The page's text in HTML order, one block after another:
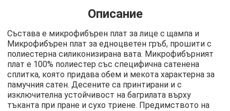
Описание
Състава е микрофибърен плат за лице с щампа и
Микрофибърен плат за едноцветен гръб, прошити с
полиестерна силиконизирана вата. Микрофибърният
плат е 100% полиестер със специфична сатенена
сплитка, която придава обем и мекота характерна за
памучния сатен. Десените са принтирани и с
изключителна устойчивост на багрилата върху
тъканта при пране и сухо триене. Предимството на